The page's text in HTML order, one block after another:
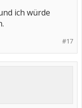
ich würde
#17